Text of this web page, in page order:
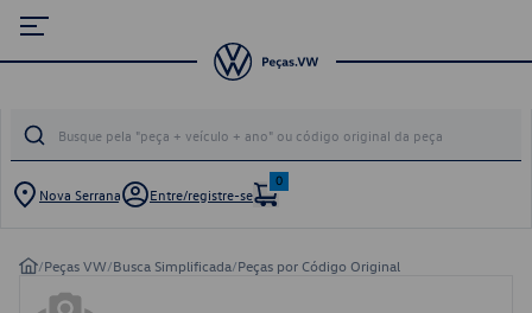
Nova Serrana Entre/registre-se
0
/Peças VW/Busca Simplificada/Peças por Código Original